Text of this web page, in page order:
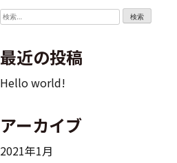
稿
ナ
ビ
ー
検
最近の投稿
Hello world!
アーカイブ
2021年1月